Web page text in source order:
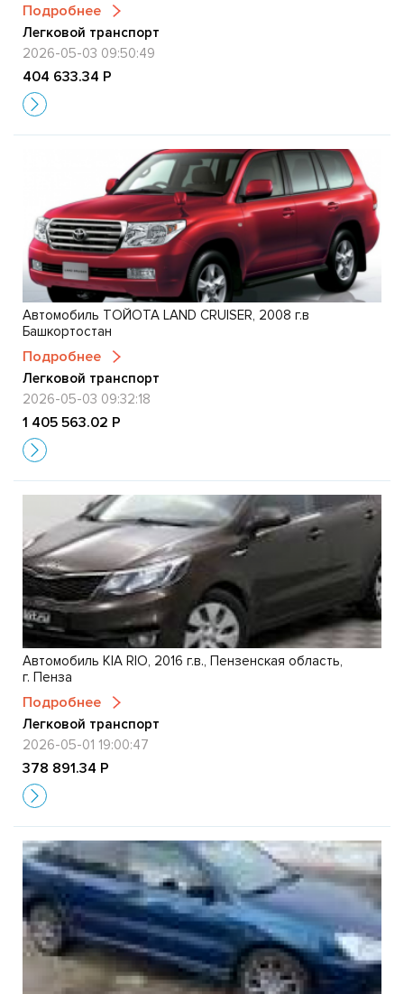
Подробнее
Легковой транспорт
2026-05-03 09:50:49
404 633.34 Р
Автомобиль ТОЙОТА LАND СRUISЕR, 2008 г.в
Башкортостан
Подробнее
Легковой транспорт
2026-05-03 09:32:18
1 405 563.02 Р
Автомобиль KIA RIO, 2016 г.в., Пензенская область,
г. Пенза
Подробнее
Легковой транспорт
2026-05-01 19:00:47
378 891.34 Р